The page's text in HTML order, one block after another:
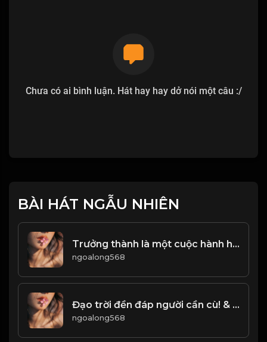
Chưa có ai bình luận. Hát hay hay dở nói một câu :/
BÀI HÁT NGẪU NHIÊN
Trưởng thành là một cuộc hành hương của mỗi người...! ĐẠO
ngoalong568
Đạo trời đền đáp người cần cù! & Đạo
ngoalong568